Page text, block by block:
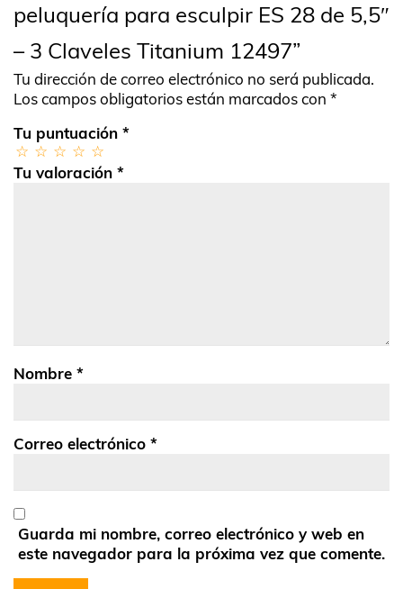
peluquería para esculpir ES 28 de 5,5″
– 3 Claveles Titanium 12497”
Tu dirección de correo electrónico no será publicada.
Los campos obligatorios están marcados con *
Tu puntuación *
Tu valoración *
Nombre *
Correo electrónico *
Guarda mi nombre, correo electrónico y web en
este navegador para la próxima vez que comente.